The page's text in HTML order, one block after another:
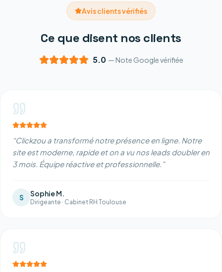
Avis clients vérifiés
Ce que disent nos clients
5.0 — Note Google vérifiée
“Clickzou a transformé notre présence en ligne. Notre
site est moderne, rapide et on a vu nos leads doubler en
3 mois. Équipe réactive et professionnelle. ”
S Sophie M.
Dirigeante · Cabinet RH Toulouse